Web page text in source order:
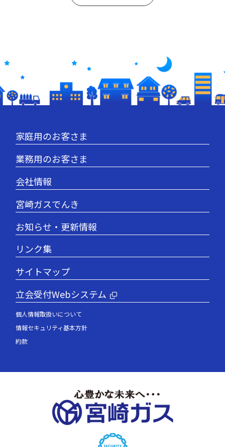
家庭用のお客さま
業務用のお客さま
会社情報
宮崎ガスでんき
お知らせ・更新情報
リンク集
サイトマップ
立会受付Webシステム
個人情報取扱いについて
情報セキュリティ基本方針
約款